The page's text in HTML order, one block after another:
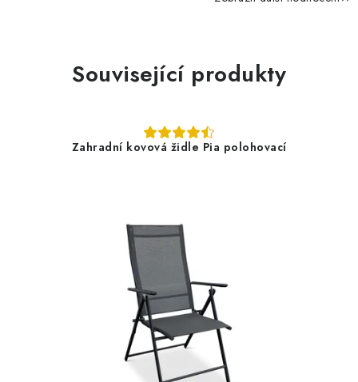
Související produkty
Zahradní kovová židle Pia polohovací